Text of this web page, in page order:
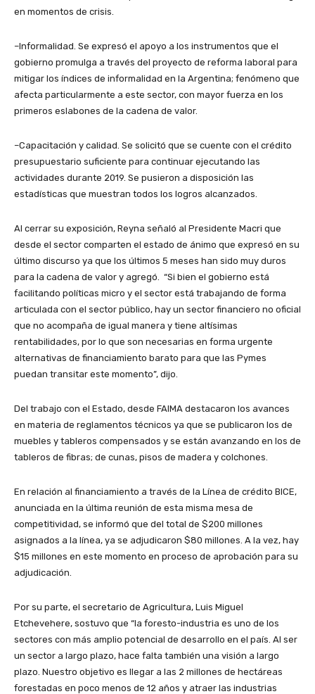
en momentos de crisis.
–Informalidad. Se expresó el apoyo a los instrumentos que el
gobierno promulga a través del proyecto de reforma laboral para
mitigar los índices de informalidad en la Argentina; fenómeno que
afecta particularmente a este sector, con mayor fuerza en los
primeros eslabones de la cadena de valor.
–Capacitación y calidad. Se solicitó que se cuente con el crédito
presupuestario suficiente para continuar ejecutando las
actividades durante 2019. Se pusieron a disposición las
estadísticas que muestran todos los logros alcanzados.
Al cerrar su exposición, Reyna señaló al Presidente Macri que
desde el sector comparten el estado de ánimo que expresó en su
último discurso ya que los últimos 5 meses han sido muy duros
para la cadena de valor y agregó. “Si bien el gobierno está
facilitando políticas micro y el sector está trabajando de forma
articulada con el sector público, hay un sector financiero no oficial
que no acompaña de igual manera y tiene altísimas
rentabilidades, por lo que son necesarias en forma urgente
alternativas de financiamiento barato para que las Pymes
puedan transitar este momento”, dijo.
Del trabajo con el Estado, desde FAIMA destacaron los avances
en materia de reglamentos técnicos ya que se publicaron los de
muebles y tableros compensados y se están avanzando en los de
tableros de fibras; de cunas, pisos de madera y colchones.
En relación al financiamiento a través de la Línea de crédito BICE,
anunciada en la última reunión de esta misma mesa de
competitividad, se informó que del total de $200 millones
asignados a la línea, ya se adjudicaron $80 millones. A la vez, hay
$15 millones en este momento en proceso de aprobación para su
adjudicación.
Por su parte, el secretario de Agricultura, Luis Miguel
Etchevehere, sostuvo que “la foresto-industria es uno de los
sectores con más amplio potencial de desarrollo en el país. Al ser
un sector a largo plazo, hace falta también una visión a largo
plazo. Nuestro objetivo es llegar a las 2 millones de hectáreas
forestadas en poco menos de 12 años y atraer las industrias